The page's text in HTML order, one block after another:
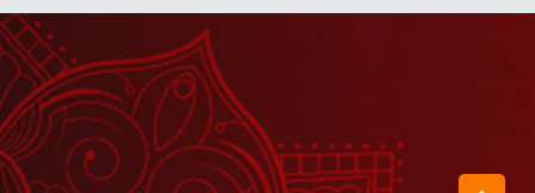
July 05, 2024
जब भीष्म ने कहा - महाभारत का युद्ध किसी और
ने नहीं लड़ा बल्कि तुम्हारी तिरछी नजरों ने लड़ा है